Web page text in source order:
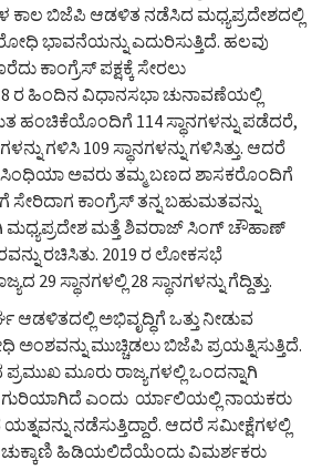
ಕಾಲ ಬಿಜೆಪಿ ಆಡಳಿತ ನಡೆಸಿದ ಮಧ್ಯಪ್ರದೇಶದಲ್ಲಿ
ಭಾವನೆಯನ್ನು ಎದುರಿಸುತ್ತಿದೆ. ಹಲವು
ಕಾಂಗ್ರೆಸ್ ಪಕ್ಷಕ್ಕೆ ಸೇರಲು
ರ ಹಿಂದಿನ ವಿಧಾನಸಭಾ ಚುನಾವಣೆಯಲ್ಲಿ
ಹಂಚಿಕೆಯೊಂದಿಗೆ 114 ಸ್ಥಾನಗಳನ್ನು ಪಡೆದರೆ,
ಗಳಿಸಿ 109 ಸ್ಥಾನಗಳನ್ನು ಗಳಿಸಿತ್ತು. ಆದರೆ
ಸಿಂಧಿಯಾ ಅವರು ತಮ್ಮ ಬಣದ ಶಾಸಕರೊಂದಿಗೆ
ಸೇರಿದಾಗ ಕಾಂಗ್ರೆಸ್ ತನ್ನ ಬಹುಮತವನ್ನು
ಮಧ್ಯಪ್ರದೇಶ ಮತ್ತೆ ಶಿವರಾಜ್ ಸಿಂಗ್ ಚೌಹಾಣ್
ರಚಿಸಿತು. 2019 ರ ಲೋಕಸಭೆ
29 ಸ್ಥಾನಗಳಲ್ಲಿ 28 ಸ್ಥಾನಗಳನ್ನು ಗೆದ್ದಿತ್ತು.
ಆಡಳಿತದಲ್ಲಿ ಅಭಿವೃದ್ಧಿಗೆ ಒತ್ತು ನೀಡುವ
ಮುಚ್ಚಿಡಲು ಬಿಜೆಪಿ ಪ್ರಯತ್ನಿಸುತ್ತಿದೆ.
ಪ್ರಮುಖ ಮೂರು ರಾಜ್ಯಗಳಲ್ಲಿ ಒಂದನ್ನಾಗಿ
ಗುರಿಯಾಗಿದೆ ಎಂದು ರ್ಯಾಲಿಯಲ್ಲಿ ನಾಯಕರು
ನಡೆಸುತ್ತಿದ್ದಾರೆ. ಆದರೆ ಸಮೀಕ್ಷೆಗಳಲ್ಲಿ
ಚುಕ್ಕಾಣಿ ಹಿಡಿಯಲಿದೆಯೆಂದು ವಿಮರ್ಶಕರು